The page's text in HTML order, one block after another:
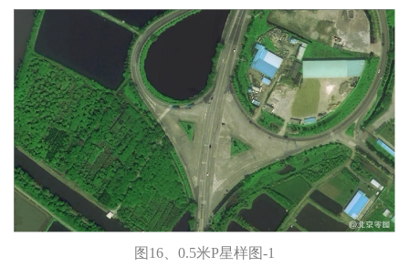
图16、0.5米P星样图-1